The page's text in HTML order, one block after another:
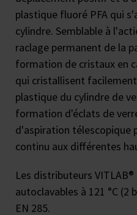
plastique fluoré PFA qui
cylindre. Semblable à
raclage permanent de la
formation de cristaux en
qui cristallisent
plastique du cylindre de
formation d'éclats de
d'aspiration télescopique
continu aux différentes
Les distributeurs
autoclavables à 121 °C (2
EN 285.